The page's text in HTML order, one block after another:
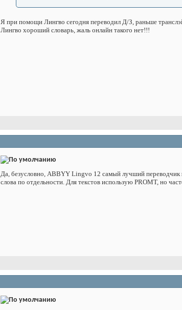
Я при помощи Лингво сегодня переводил Д/З, раньше
Лингво хороший словарь, жаль онлайн такого нет!!!
Да, безусловно, ABBYY Lingvo 12 самый лучший переводчик
слова по отдельности. Для текстов использую PROMT, но